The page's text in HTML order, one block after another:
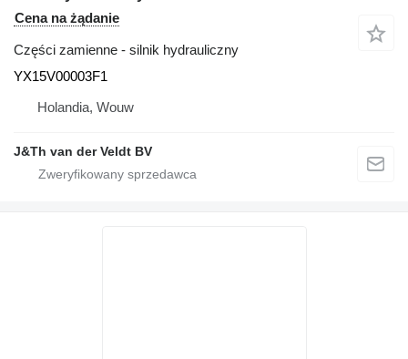
Cena na żądanie
Części zamienne - silnik hydrauliczny
YX15V00003F1
Holandia, Wouw
J&Th van der Veldt BV